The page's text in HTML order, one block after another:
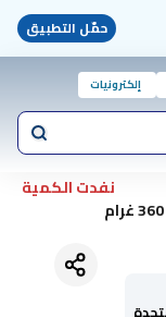
حمّل التطبيق
إلكترونيات
نفدت الكمية